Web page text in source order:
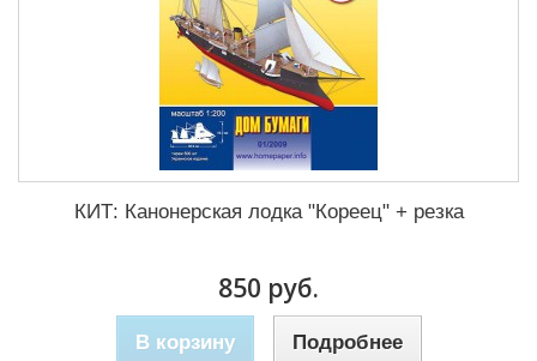
КИТ: Канонерская лодка "Кореец" + резка
850 руб.
В корзину Подробнее